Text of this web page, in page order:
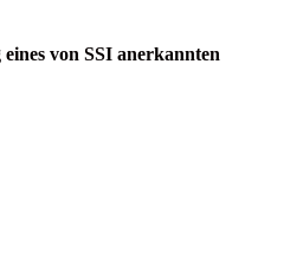
eines von SSIanerkannten